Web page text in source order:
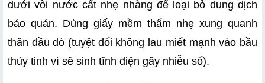
dưới vòi nước cất nhẹ nhàng để loại bỏ dung dịch
bảo quản. Dùng giấy mềm thấm nhẹ xung quanh
thân đầu dò (tuyệt đối không lau miết mạnh vào bầu
thủy tinh vì sẽ sinh tĩnh điện gây nhiễu số).